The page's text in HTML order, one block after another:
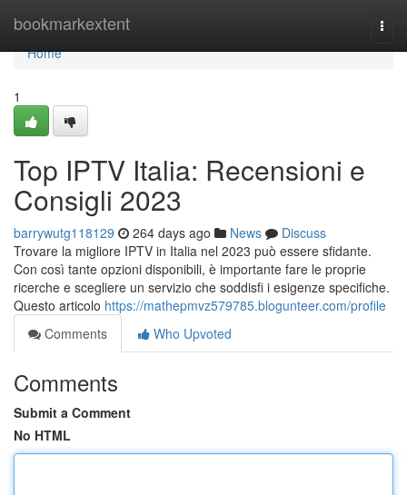
bookmarkextent
Home
Home
1
Top IPTV Italia: Recensioni e
Consigli 2023
barrywutg118129 264 days ago News
Discuss
Trovare la migliore IPTV in Italia nel 2023 può essere sfidante.
Con così tante opzioni disponibili, è importante fare le proprie
ricerche e scegliere un servizio che soddisfi i esigenze specifiche.
Questo articolo https://mathepmvz579785.blogunteer.com/profile
Comments
Who Upvoted
Comments
Submit a Comment
No HTML